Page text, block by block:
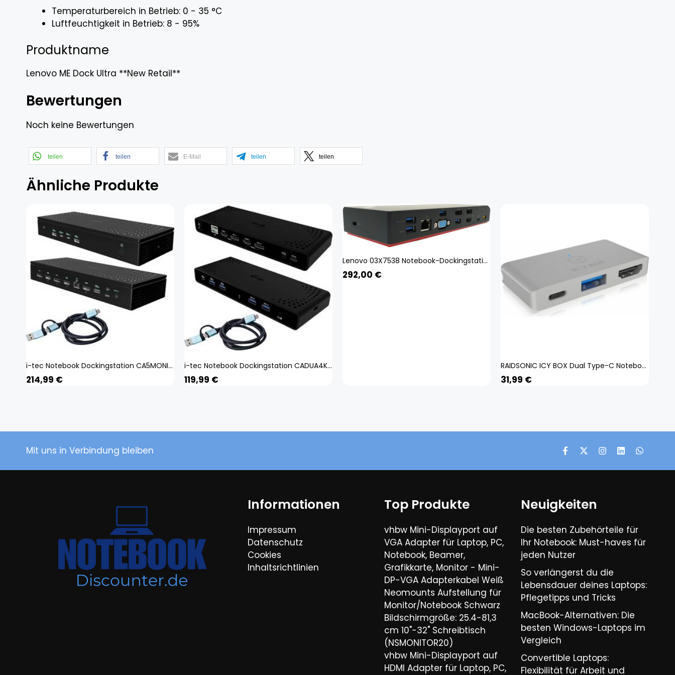
Temperaturbereich in Betrieb: 0 - 35 °C
Luftfeuchtigkeit in Betrieb: 8 - 95%
Produktname
Lenovo ME Dock Ultra **New Retail**
Bewertungen
Noch keine Bewertungen
teilen teilen E-Mail teilen teilen
Ähnliche Produkte
i-tec Notebook Dockingstation CA5MONITORDOCKPD
214,99 €
i-tec Notebook Dockingstation CADUA4KDOCKPDB
119,99 €
Lenovo 03X7538 Notebook-Dockingstation & Portreplikator Verkabelt Thunderbolt 3 Schwarz
292,00 €
RAIDSONIC ICY BOX Dual Type-C Notebook DockingStation
31,99 €
Mit uns in Verbindung bleiben
Informationen
Impressum
Datenschutz
Cookies
Inhaltsrichtlinien
Top Produkte
vhbw Mini-Displayport auf
VGA Adapter für Laptop, PC,
Notebook, Beamer,
Grafikkarte, Monitor - Mini-
DP-VGA Adapterkabel Weiß
Neomounts Aufstellung für
Monitor/Notebook Schwarz
Bildschirmgröße: 25.4-81,3
cm 10"-32" Schreibtisch
(NSMONITOR20)
vhbw Mini-Displayport auf
HDMI Adapter für Laptop, PC,
Neuigkeiten
Die besten Zubehörteile für
Ihr Notebook: Must-haves für
jeden Nutzer
So verlängerst du die
Lebensdauer deines Laptops:
Pflegetipps und Tricks​
MacBook-Alternativen: Die
besten Windows-Laptops im
Vergleich​
Convertible Laptops:
Flexibilität für Arbeit und